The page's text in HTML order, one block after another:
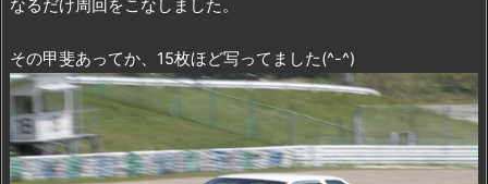
なるだけ周回をこなしました。
その甲斐あってか、15枚ほど写ってました(^-^)